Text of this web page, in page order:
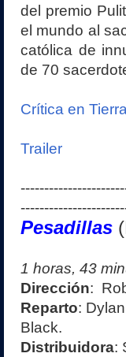
del premio
el mundo al
católica de
de 70
Crítica en
Trailer
Pesadillas
1 horas, 43
Dirección:
Reparto:
Black.
Distribuidora: